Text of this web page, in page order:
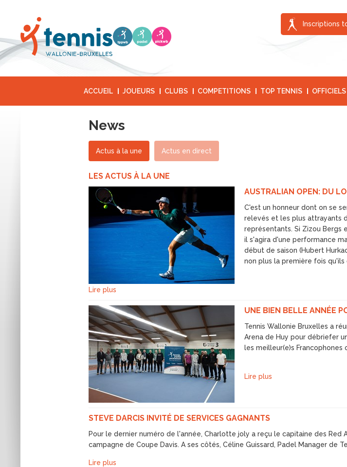
Inscriptions
ACCUEIL JOUEURS CLUBS COMPETITIONS TOP TENNIS OFFICIELS
News
Actus à la une Actus en direct
LES ACTUS À LA UNE
AUSTRALIAN OPEN: DU
C'est un honneur dont on se
relevés et les plus attrayants
représentants. Si Zizou Bergs
il s'agira d'une performance
début de saison (Hubert
non plus la première fois
Lire plus
UNE BIEN BELLE ANNÉE
Tennis Wallonie Bruxelles a
Arena de Huy pour débriefer
les meilleur(e)s
Lire plus
STEVE DARCIS INVITÉ DE SERVICES GAGNANTS
Pour le dernier numéro de l'année, Charlotte joly a reçu le capitaine des
campagne de Coupe Davis. A ses côtés, Céline Guissard, Padel Manager de
Lire plus